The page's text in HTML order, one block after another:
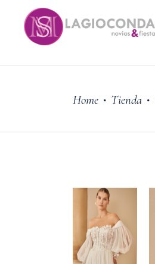
Home • Tienda •